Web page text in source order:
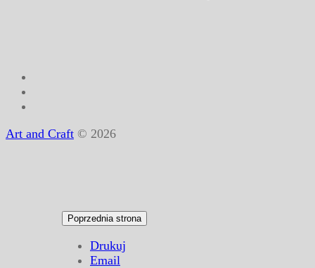
Art and Craft © 2026
Drukuj
Email